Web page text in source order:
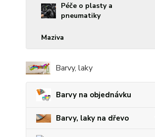
Péče o plasty a
pneumatiky
Maziva
Barvy, laky
Barvy na objednávku
Barvy, laky na dřevo